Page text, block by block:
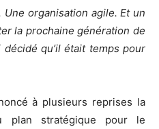
organisation agile. Et un
la prochaine génération de
décidé qu’il était temps pour
à plusieurs reprises la
plan stratégique pour le